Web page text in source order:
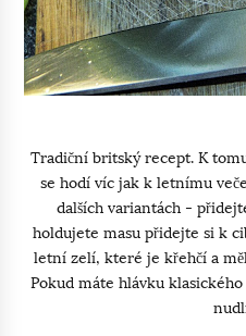
Tradiční britský recept. K
se hodí víc jak k letnímu
dalších variantách -
holdujete masu přidejte si k
letní zelí, které je křehčí a
Pokud máte hlávku